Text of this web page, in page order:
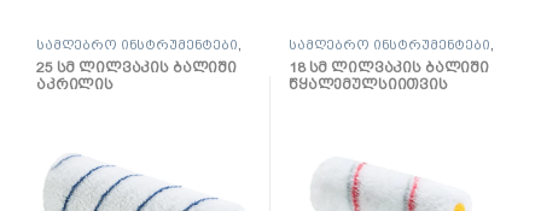
სამღებრო ინსტრუმენტები
ლილვაკი და აქსესუარები
25 სმ ლილვაკის ბალიში
აკრილის
სამღებრო ინსტრუმენტები
ლილვაკი და აქსესუარები
18 სმ ლილვაკის ბალიში
წყალემულსიითვის